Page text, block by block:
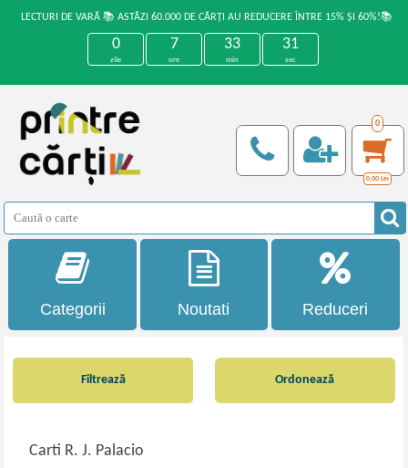
LECTURI DE VARĂ 📚 ASTĂZI 60.000 DE CĂRȚI AU REDUCERE ÎNTRE 15% ȘI 60%!📚
0
zile
7
ore
33
min
30
sec
0
0,00 Lei
Categorii Noutati Reduceri
Filtrează
Carti R. J. Palacio
Ordonează